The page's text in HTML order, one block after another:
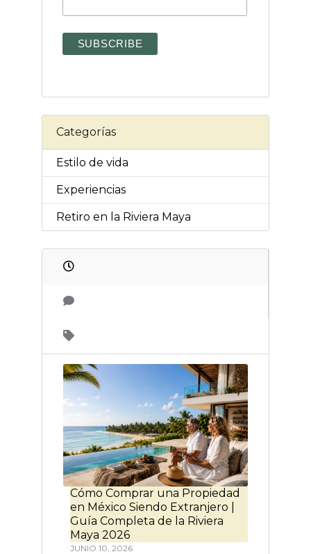
Categorías
Estilo de vida
Experiencias
Retiro en la Riviera Maya
Cómo Comprar una Propiedad
en México Siendo Extranjero |
Guía Completa de la Riviera
Maya 2026
JUNIO 10, 2026